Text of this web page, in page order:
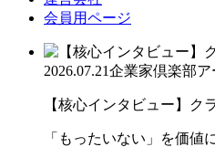
会員用ページ
2026.07.21企業家倶楽部ア
【核心インタビュー】
「もったいない」を価値